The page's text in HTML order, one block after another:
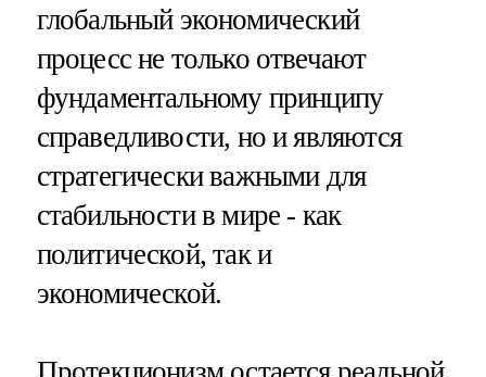
глобальный экономический
процесс не только отвечают
фундаментальному принципу
справедливости, но и являются
стратегически важными для
стабильности в мире - как
политической, так и
экономической.